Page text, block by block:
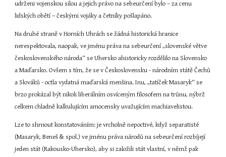
udrženi vojenskou silou a jejich právo na sebeurčení bylo – za cenu
lidských obětí – českými vojáky a četníky pošlapáno.
Na druhé straně v Horních Uhrách se žádná historická hranice
nerespektovala, naopak, ve jménu práva na sebeurčení „slovenské větve
československého národa“ se Uhersko ahistoricky rozdělilo na Slovensko
a Maďarsko. Ovšem s tím, že se v Československu - národním státě Čechů
a Slováků - octla vydatná maďarská menšina. Inu, „tatíček Masaryk“ se
brzo prokázal být nikoli liberálním osvíceným filosofem na trůnu, nýbrž
celkem chladně kalkulujícím amocensky uvažujícím machiavelistou.
Lze to shrnout konstatováním: je vrcholně nepoctivé, když separatisté
(Masaryk, Beneš & spol.) ve jménu práva národů na sebeurčení rozbíjejí
jeden stát (Rakousko-Uhersko), aby si založili stát vlastní, v němž pak